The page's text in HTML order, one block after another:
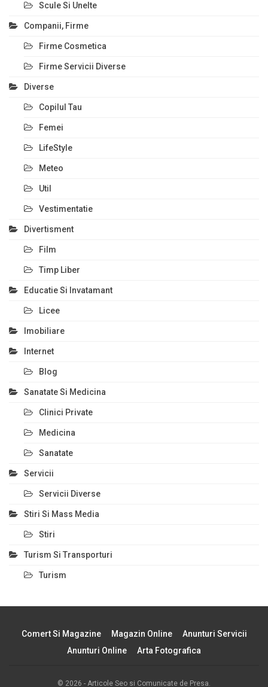
Scule Si Unelte
Companii, Firme
Firme Cosmetica
Firme Servicii Diverse
Diverse
Copilul Tau
Femei
LifeStyle
Meteo
Util
Vestimentatie
Divertisment
Film
Timp Liber
Educatie Si Invatamant
Licee
Imobiliare
Internet
Blog
Sanatate Si Medicina
Clinici Private
Medicina
Sanatate
Servicii
Servicii Diverse
Stiri Si Mass Media
Stiri
Turism Si Transporturi
Turism
Comert Si Magazine Magazin Online
Anunturi Servicii
Anunturi Online
Arta Fotografica
© 2026 - Articole Seo si Comunicate de Presa.